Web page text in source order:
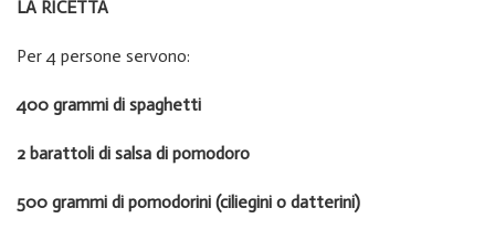
LA RICETTA
Per 4 persone servono:
400 grammi di spaghetti
2 barattoli di salsa di pomodoro
500 grammi di pomodorini (ciliegini o datterini)